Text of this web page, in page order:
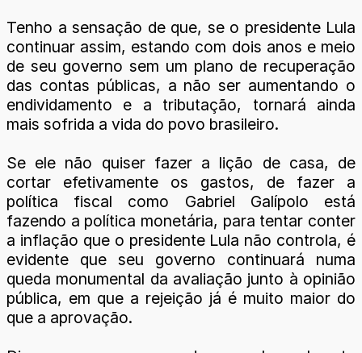
Tenho a sensação de que, se o presidente Lula
continuar assim, estando com dois anos e meio
de seu governo sem um plano de recuperação
das contas públicas, a não ser aumentando o
endividamento e a tributação, tornará ainda
mais sofrida a vida do povo brasileiro.
Se ele não quiser fazer a lição de casa, de
cortar efetivamente os gastos, de fazer a
política fiscal como Gabriel Galípolo está
fazendo a política monetária, para tentar conter
a inflação que o presidente Lula não controla, é
evidente que seu governo continuará numa
queda monumental da avaliação junto à opinião
pública, em que a rejeição já é muito maior do
que a aprovação.